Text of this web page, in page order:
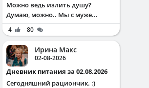
Можно ведь излить душу?
Думаю, можно.. Мы с муже...
4 80
Ирина Макс
02-08-2026
Дневник питания за 02.08.2026
Сегодняшний рациончик. :)